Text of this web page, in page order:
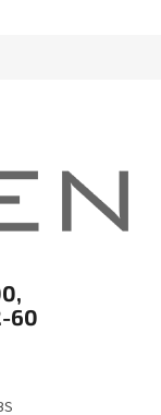
60